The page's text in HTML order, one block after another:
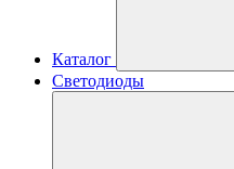
Каталог
Светодиоды